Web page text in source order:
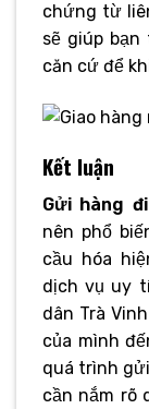
chứng từ
sẽ giúp
căn cứ để
Kết luận
Gửi hàng
nên phổ
cầu hóa
dịch vụ uy
dân Trà
của mình
quá trình
cần nắm rõ